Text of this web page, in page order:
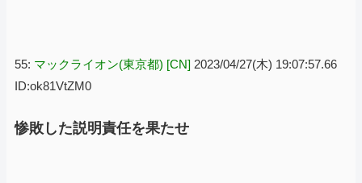
55: マックライオン(東京都) [CN] 2023/04/27(木) 19:07:57.66
ID:ok81VtZM0
惨敗した説明責任を果たせ